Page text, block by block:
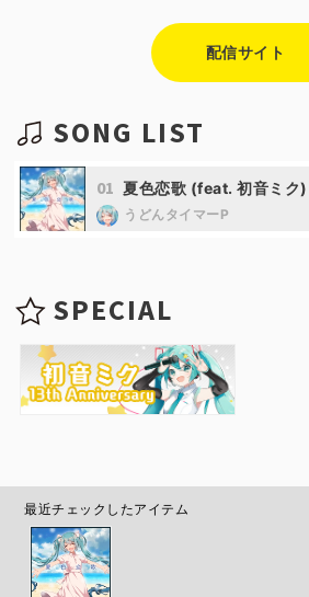
配信サイト
SONG LIST
01 夏色恋歌 (feat. 初音ミク)
うどんタイマーP
SPECIAL
最近チェックしたアイテム